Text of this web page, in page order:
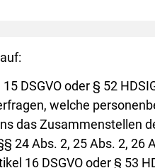
DSGVO oder § 52
welche
das Zusammenstellen
24 Abs. 2, 25 Abs. 2, 26
16 DSGVO oder § 53